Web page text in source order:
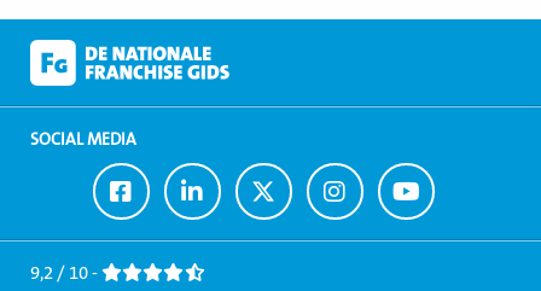
SOCIAL MEDIA
Ga
naar
Facebook
Ga
naar
LinkedIn
Ga
naar
Twitter
Ga
naar
Instagram
Ga
naar
Youtube
9,2 / 10 -